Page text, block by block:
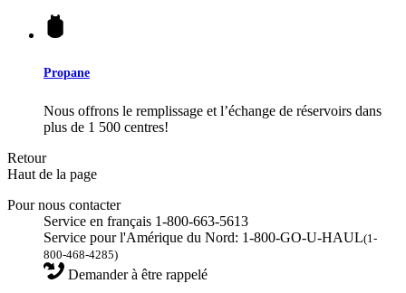
Propane
Nous offrons le remplissage et l’échange de réservoirs dans
plus de 1 500 centres!
Retour
Haut de la page
Pour nous contacter
Service en français 1-800-663-5613
Service pour l'Amérique du Nord: 1-800-GO-U-HAUL(1-
800-468-4285)
Demander à être rappelé